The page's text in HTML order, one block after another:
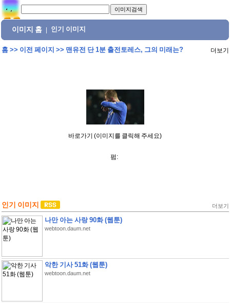
이미지 홈 인기 이미지
홈>> 이전 페이지 >> 맨유전 단 1분 출전토레스, 그의 미래는? 더보기
바로가기 (이미지를 클릭해 주세요)
펌:
인기 이미지 더보기
나만 아는 사랑 90화 (웹툰)
webtoon.daum.net
악한 기사 51화 (웹툰)
webtoon.daum.net